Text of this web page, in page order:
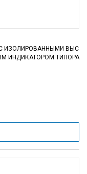
С ИЗОЛИРОВАННЫМИ ВЫС
ИНДИКАТОРОМ ТИПОРА